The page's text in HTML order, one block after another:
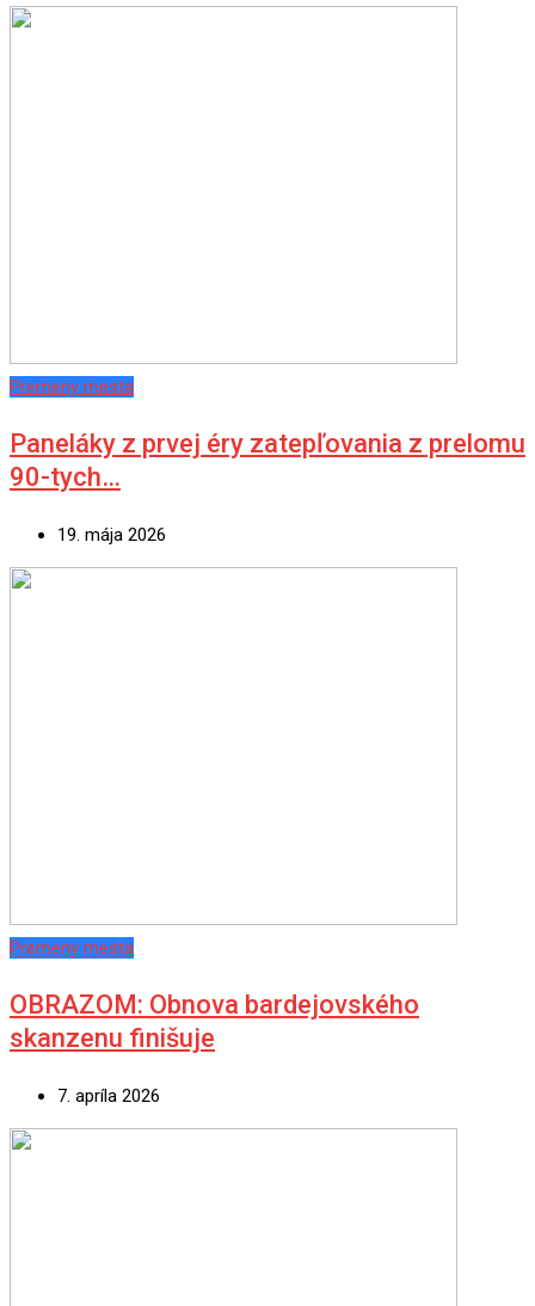
Premeny mesta
Paneláky z prvej éry zatepľovania z prelomu
90-tych…
19. mája 2026
Premeny mesta
OBRAZOM: Obnova bardejovského
skanzenu finišuje
7. apríla 2026